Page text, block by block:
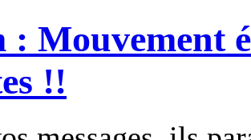
: Mouvement
!!